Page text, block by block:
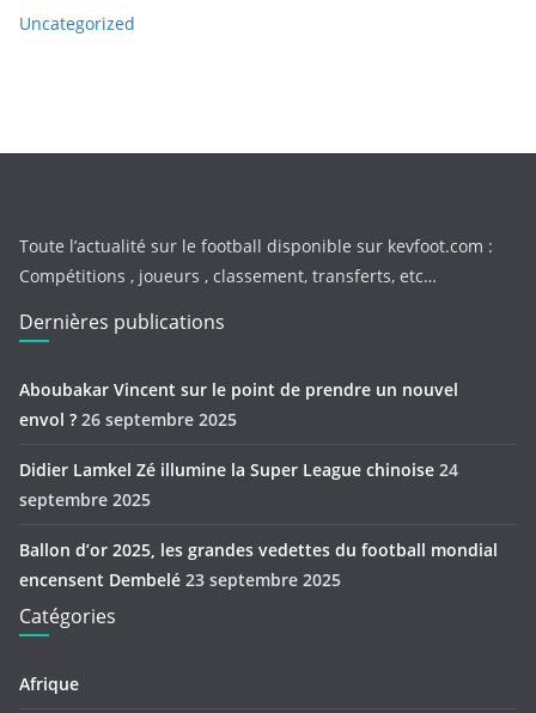
Uncategorized
Toute l’actualité sur le football disponible sur kevfoot.com :
Compétitions , joueurs , classement, transferts, etc…
Dernières publications
Aboubakar Vincent sur le point de prendre un nouvel
envol ? 26 septembre 2025
Didier Lamkel Zé illumine la Super League chinoise 24
septembre 2025
Ballon d’or 2025, les grandes vedettes du football mondial
encensent Dembelé 23 septembre 2025
Catégories
Afrique